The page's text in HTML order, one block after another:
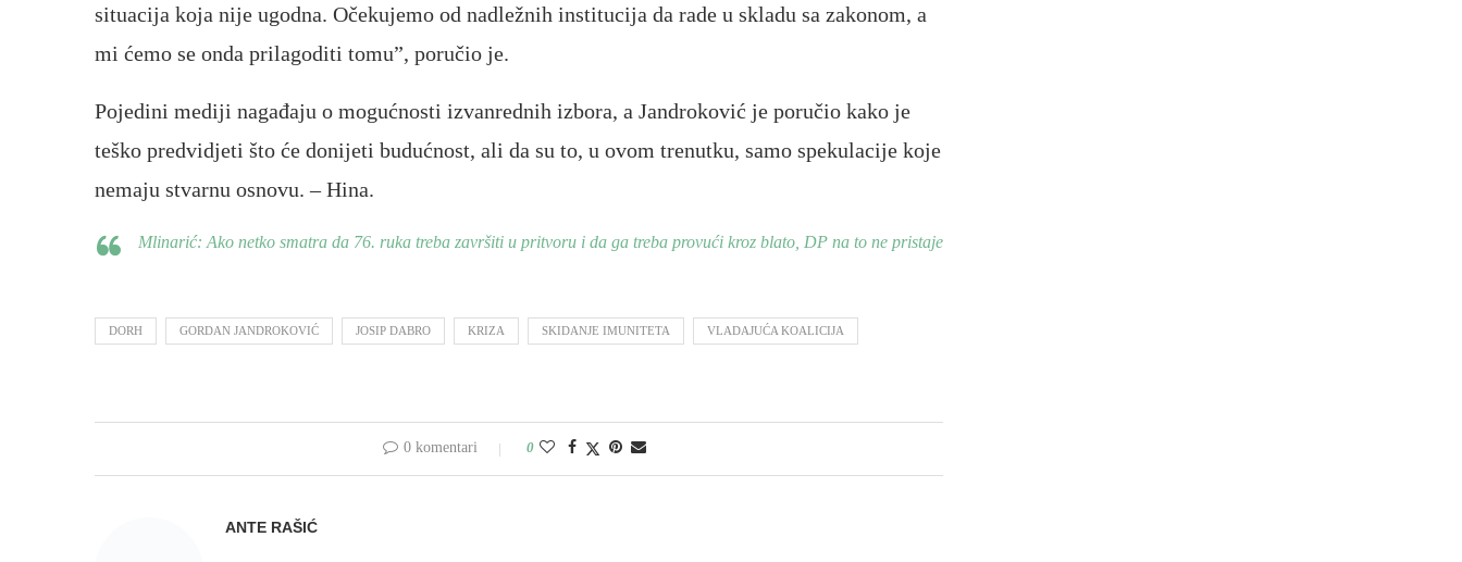
situacija koja nije ugodna. Očekujemo od nadležnih institucija da rade u skladu sa zakonom, a
mi ćemo se onda prilagoditi tomu”, poručio je.
Pojedini mediji nagađaju o mogućnosti izvanrednih izbora, a Jandroković je poručio kako je
teško predvidjeti što će donijeti budućnost, ali da su to, u ovom trenutku, samo spekulacije koje
nemaju stvarnu osnovu. – Hina.
Mlinarić: Ako netko smatra da 76. ruka treba završiti u pritvoru i da ga treba provući kroz blato, DP na to ne pristaje
DORH GORDAN JANDROKOVIĆ JOSIP DABRO KRIZA SKIDANJE IMUNITETA VLADAJUĆA KOALICIJA
0 komentari 0
ANTE RAŠIĆ